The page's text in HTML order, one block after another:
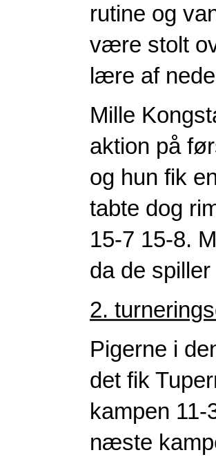
rutine og
være stolt
lære af
Mille
aktion på
og hun fik
tabte dog
15-7 15-8.
da de
2.
Pigerne i
det fik
kampen
næste